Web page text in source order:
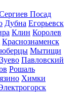
Посад
Дубна Егорьевск
Клин Королев
Краснознаменск
Мытищи
Павловский
Рошаль
Химки